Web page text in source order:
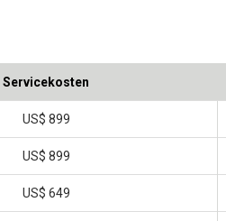
Servicekosten
US$ 899
US$ 899
US$ 649